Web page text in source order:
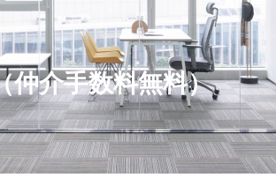
仲介手数料無料）